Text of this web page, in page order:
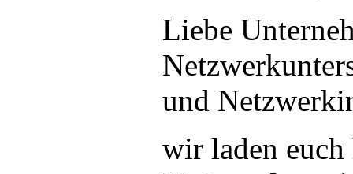
Liebe
und
wir laden